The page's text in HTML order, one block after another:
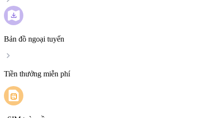
Bản đồ ngoại tuyến
Tiền thưởng miễn phí